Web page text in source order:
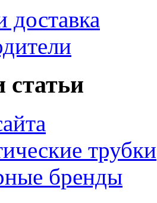
доставка
статьи
трубки
бренды